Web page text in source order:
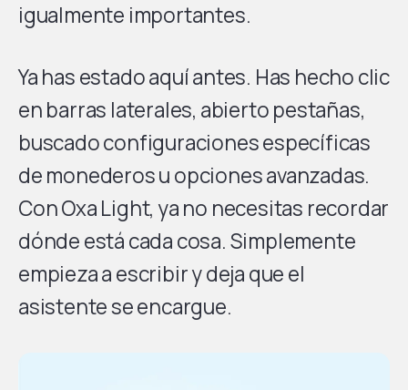
igualmente importantes.
Ya has estado aquí antes. Has hecho clic
en barras laterales, abierto pestañas,
buscado configuraciones específicas
de monederos u opciones avanzadas.
Con Oxa Light, ya no necesitas recordar
dónde está cada cosa. Simplemente
empieza a escribir y deja que el
asistente se encargue.